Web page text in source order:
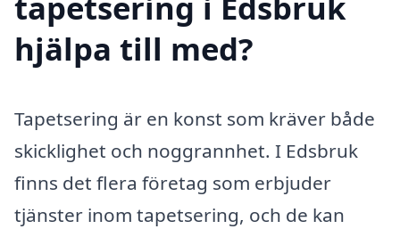
hjälpa till med?
Tapetsering är en konst som kräver både
skicklighet och noggrannhet. I Edsbruk
finns det flera företag som erbjuder
tjänster inom tapetsering, och de kan